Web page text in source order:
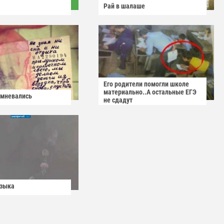
Рай в шалаше
Его родители помогли школе
материально..А остальные ЕГЭ
не сдадут